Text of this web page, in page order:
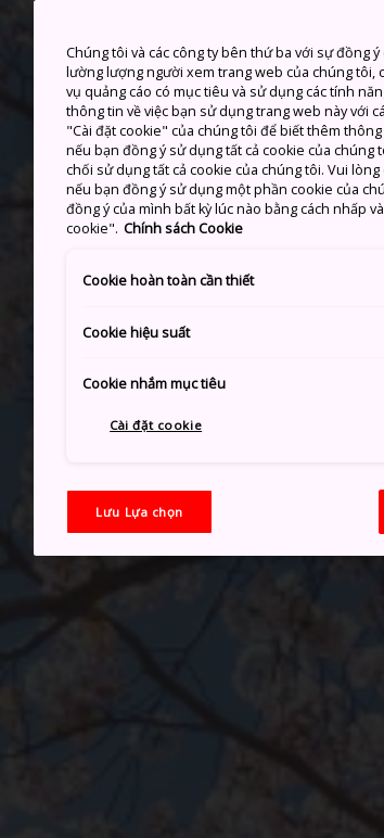
Chúng tôi và các công ty bên thứ ba với sự đồng
lường lượng người xem trang web của chúng tôi,
vụ quảng cáo có mục tiêu và sử dụng các tính
thông tin về việc bạn sử dụng trang web này với
"Cài đặt cookie" của chúng tôi để biết thêm
nếu bạn đồng ý sử dụng tất cả cookie của
chối sử dụng tất cả cookie của chúng tôi. Vui
nếu bạn đồng ý sử dụng một phần cookie của
đồng ý của mình bất kỳ lúc nào bằng cách nhấp
cookie". Chính sách Cookie
Cookie hoàn toàn cần thiết
Cookie hiệu suất
Cookie nhắm mục tiêu
Cài đặt cookie
Lưu Lựa chọn